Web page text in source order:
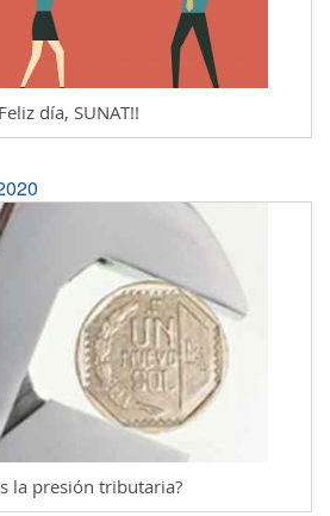
día, SUNAT!!
la presión tributaria?